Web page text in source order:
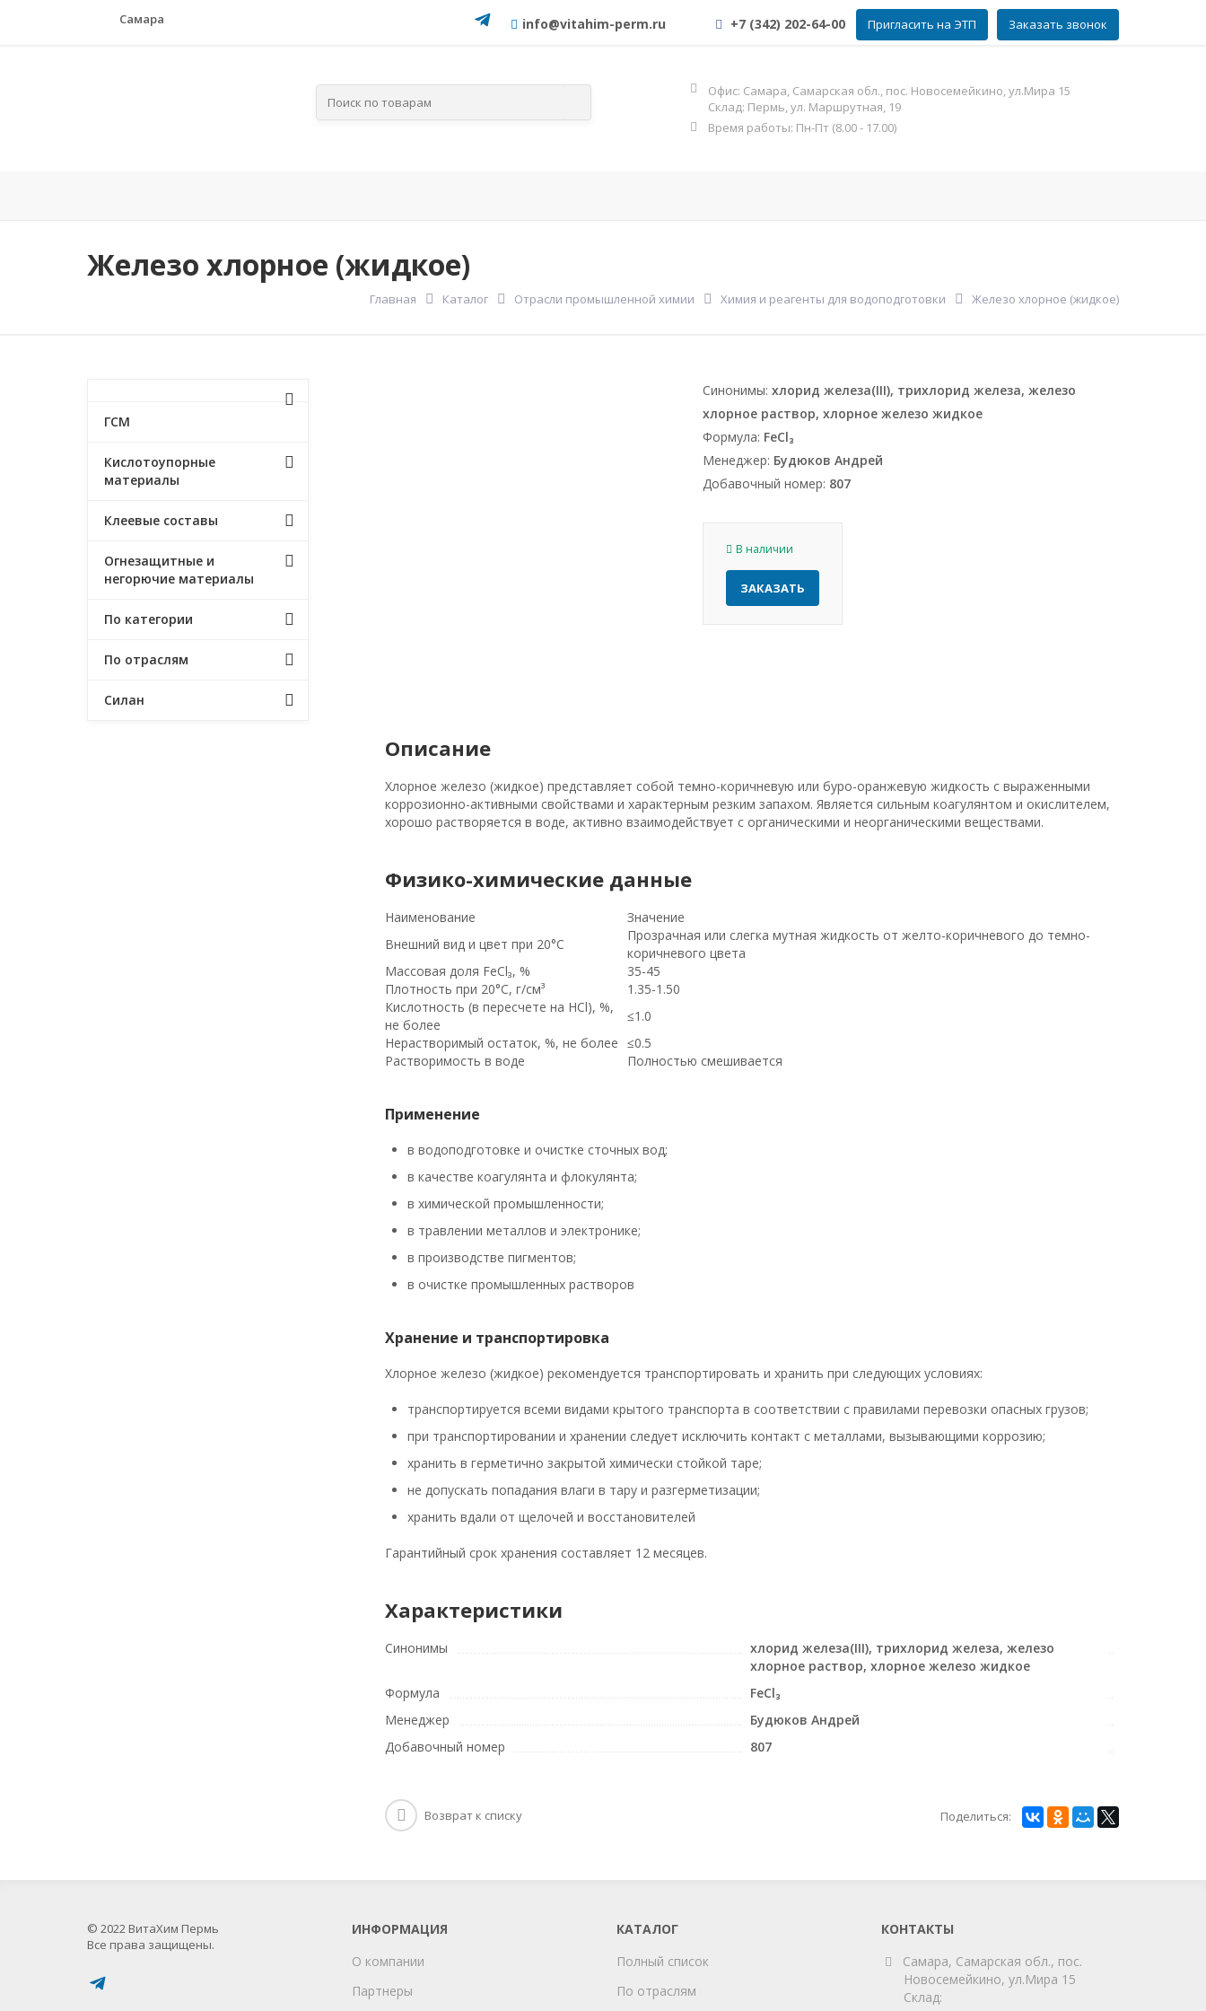
Самара info@vitahim-perm.ru +7 (342) 202-64-00 Заказать звонок
Пригласить на ЭТП
Офис: Самара, Самарская обл., пос. Новосемейкино, ул.Мира 15
Склад: Пермь, ул. Маршрутная, 19
Время работы: Пн-Пт (8.00 - 17.00)
Железо хлорное (жидкое)
Главная Каталог Отрасли промышленной химии Химия и реагенты для водоподготовки Железо хлорное (жидкое)
Синонимы: хлорид железа(III), трихлорид железа, железо
хлорное раствор, хлорное железо жидкое
Формула: FeCl₃
Менеджер: Будюков Андрей
Добавочный номер: 807
В наличии
ЗАКАЗАТЬ
Описание
Хлорное железо (жидкое) представляет собой темно-коричневую или буро-оранжевую жидкость с выраженными
коррозионно-активными свойствами и характерным резким запахом. Является сильным коагулянтом и окислителем,
хорошо растворяется в воде, активно взаимодействует с органическими и неорганическими веществами.
Физико-химические данные
Наименование
Значение
Внешний вид и цвет при 20°С
Прозрачная или слегка мутная жидкость от желто-коричневого до темно-
коричневого цвета
Массовая доля FeCl₃, %
35-45
Плотность при 20°С, г/см³
1.35-1.50
Кислотность (в пересчете на HCl), %,
не более
≤1.0
Нерастворимый остаток, %, не более ≤0.5
Растворимость в воде
Полностью смешивается
Применение
в водоподготовке и очистке сточных вод;
в качестве коагулянта и флокулянта;
в химической промышленности;
в травлении металлов и электронике;
в производстве пигментов;
в очистке промышленных растворов
Хранение и транспортировка
Хлорное железо (жидкое) рекомендуется транспортировать и хранить при следующих условиях:
транспортируется всеми видами крытого транспорта в соответствии с правилами перевозки опасных грузов;
при транспортировании и хранении следует исключить контакт с металлами, вызывающими коррозию;
хранить в герметично закрытой химически стойкой таре;
не допускать попадания влаги в тару и разгерметизации;
хранить вдали от щелочей и восстановителей
Гарантийный срок хранения составляет 12 месяцев.
Характеристики
Синонимы
хлорид железа(III), трихлорид железа, железо
хлорное раствор, хлорное железо жидкое
Формула
FeCl₃
Менеджер
Будюков Андрей
Добавочный номер
807
Возврат к списку Поделиться:
ГСМ
Кислотоупорные
материалы
Клеевые составы
Огнезащитные и
негорючие материалы
По категории
По отраслям
Силан
ИНФОРМАЦИЯ
О компании
Партнеры
КАТАЛОГ
Полный список
По отраслям
КОНТАКТЫ
Самара, Самарская обл., пос.
Новосемейкино, ул.Мира 15
Склад:
© 2022 ВитаХим Пермь
Все права защищены.